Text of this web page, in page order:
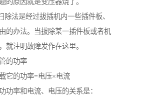
的原因就是变压器烧了。
除法是经过拔插机内一些插件板、
的办法。当拔除某一插件板或者机
就注明故障发作在这里。
的功率
它的功率=电压×电流
功率和电流、电压的关系是：